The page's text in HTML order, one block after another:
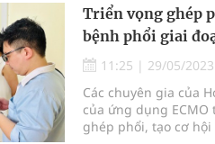
Triển vọng ghép
bệnh phổi giai
11:25 | 29/05/2023
Các chuyên gia của
của ứng dụng
ghép phổi, tạo cơ